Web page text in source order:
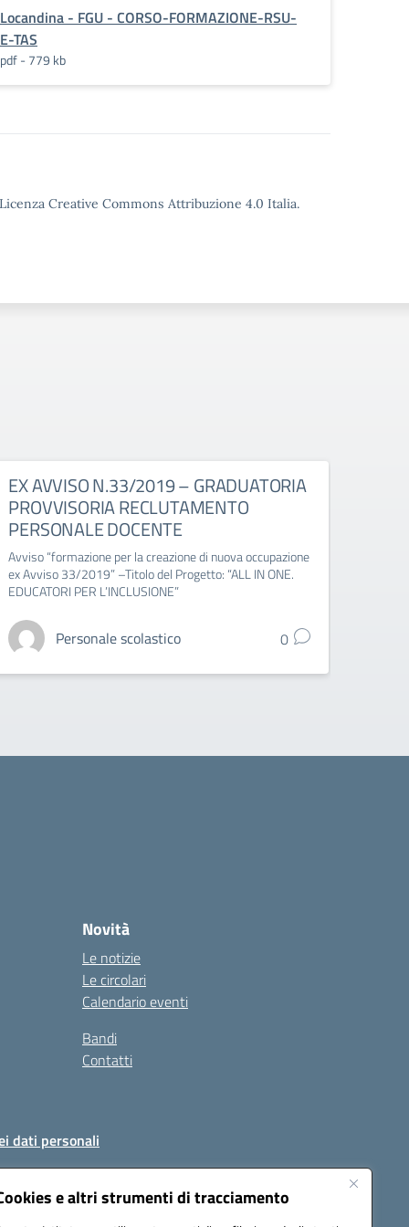
e altri strumenti di tracciamento
Locandina - FGU - CORSO-FORMAZIONE-RSU-
E-TAS
pdf - 779 kb
Creative Commons Attribuzione 4.0 Italia.
EX AVVISO N.33/2019 – GRADUATORIA
PROVVISORIA RECLUTAMENTO
PERSONALE DOCENTE
Avviso “formazione per la creazione di nuova occupazione
ex Avviso 33/2019” –Titolo del Progetto: “ALL IN ONE.
EDUCATORI PER L’INCLUSIONE”
Personale scolastico 0
Novità
Le notizie
Le circolari
Calendario eventi
Bandi
Contatti
dati personali